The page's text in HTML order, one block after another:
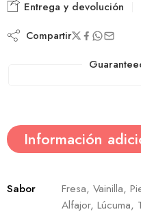
Entrega y devolución
Compartir
Información
Sabor
Fresa, Vainilla,
Alfajor, Lúcuma,